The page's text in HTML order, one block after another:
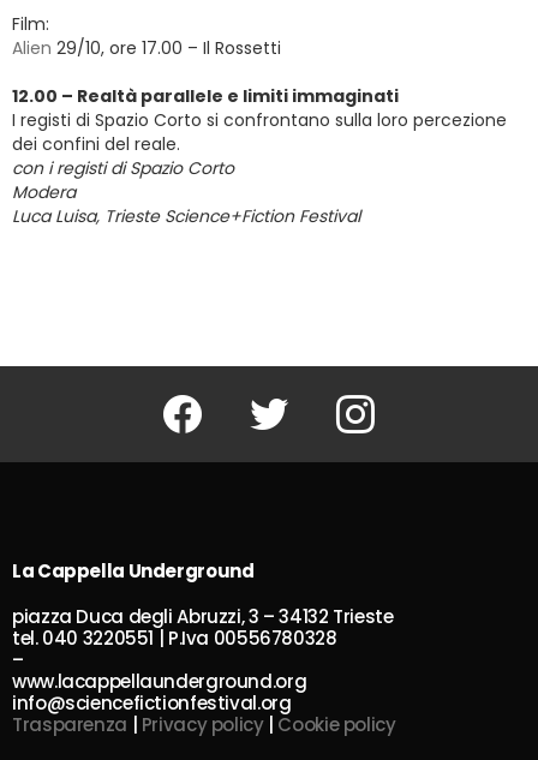
Film:
Alien 29/10, ore 17.00 – Il Rossetti
12.00 – Realtà parallele e limiti immaginati
I registi di Spazio Corto si confrontano sulla loro percezione
dei confini del reale.
con i registi di Spazio Corto
Modera
Luca Luisa, Trieste Science+Fiction Festival
Facebook Twitter Instagram
La Cappella Underground
piazza Duca degli Abruzzi, 3 – 34132 Trieste
tel. 040 3220551 | P.Iva 00556780328
–
www.lacappellaunderground.org
info@sciencefictionfestival.org
Trasparenza
Privacy policy| Cookie policy